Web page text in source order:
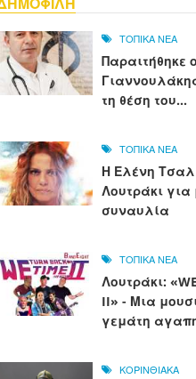
ΤΟΠΙΚΑ ΝΕΑ
Παραιτήθηκε
τη θέση του...
ΤΟΠΙΚΑ ΝΕΑ
Η Ελένη
Λουτράκι για
συναυλία
ΤΟΠΙΚΑ ΝΕΑ
Λουτράκι:
II» - Μια
γεμάτη
ΚΟΡΙΝΘΙΑΚΑ